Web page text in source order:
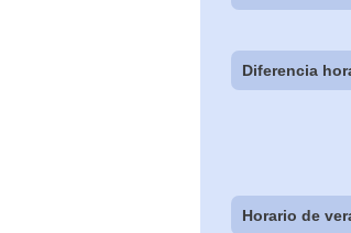
Diferencia
Horario de